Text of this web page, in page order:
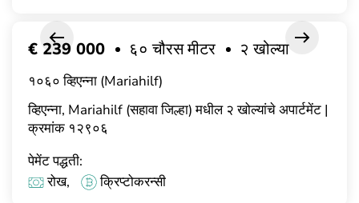
व्हिएन्ना, Mariahilf (सहावा जिल्हा) मधील २ खोल्यांचे अपार्टमेंट |
क्रमांक १२९०६
€ 239 000 ६० चौरस मीटर २ खोल्या
१०६० व्हिएन्ना (Mariahilf)
पेमेंट पद्धती:
रोख,
क्रिप्टोकरन्सी